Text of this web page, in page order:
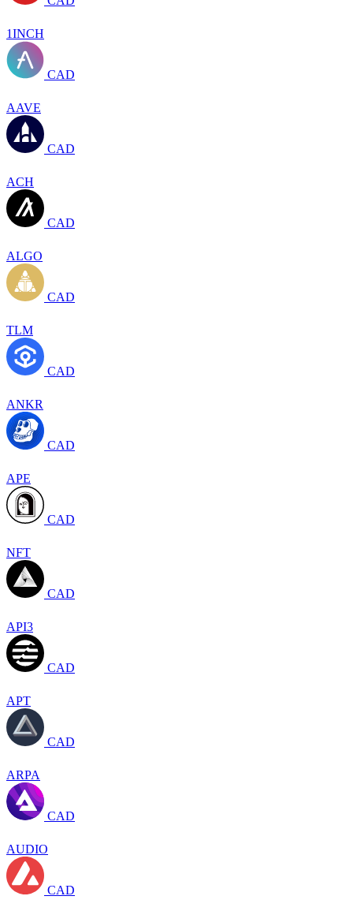
1INCH
CAD
AAVE
CAD
ACH
CAD
ALGO
CAD
TLM
CAD
ANKR
CAD
APE
CAD
NFT
CAD
API3
CAD
APT
CAD
ARPA
CAD
AUDIO
CAD